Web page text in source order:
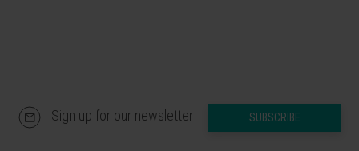
Sign up for our newsletter SUBSCRIBE